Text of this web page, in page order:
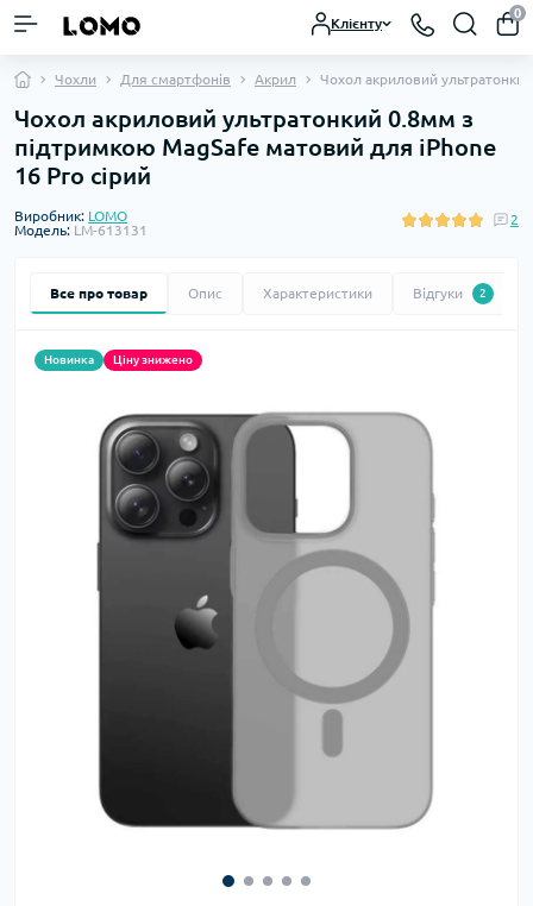
Клієнту
0
Чохли Для смартфонів Акрил Чохол акриловий
Чохол акриловий ультратонкий 0.8мм з
підтримкою MagSafe матовий для iPhone
16 Pro сірий
Виробник: LOMO
Модель: LM-613131
2
Все про товар Опис Характеристики Відгуки 2
Новинка Ціну знижено